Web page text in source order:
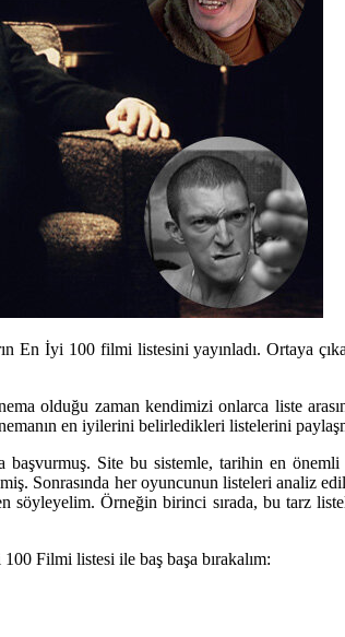
En İyi 100 filmi listesini yayınladı. Ortaya
olduğu zaman kendimizi onlarca liste
en iyilerini belirledikleri listelerini
Site bu sistemle, tarihin en
Sonrasında her oyuncunun listeleri analiz
söyleyelim. Örneğin birinci sırada, bu tarz
Filmi listesi ile baş başa bırakalım: